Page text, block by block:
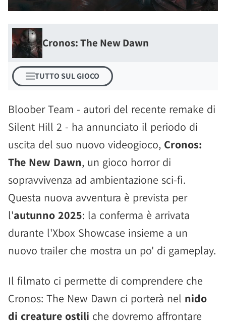
Cronos: The New Dawn
TUTTO SUL GIOCO
Bloober Team - autori del recente remake di
Silent Hill 2 - ha annunciato il periodo di
uscita del suo nuovo videogioco, Cronos:
The New Dawn, un gioco horror di
sopravvivenza ad ambientazione sci-fi.
Questa nuova avventura è prevista per
l'autunno 2025: la conferma è arrivata
durante l'Xbox Showcase insieme a un
nuovo trailer che mostra un po' di gameplay.
Il filmato ci permette di comprendere che
Cronos: The New Dawn ci porterà nel nido
di creature ostili che dovremo affrontare